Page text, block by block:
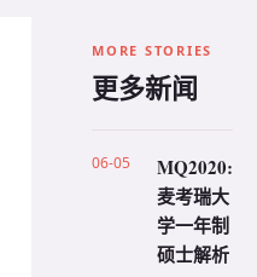
MORE STORIES
更多新闻
06-05
MQ2020:
麦考瑞大
学一年制
硕士解析